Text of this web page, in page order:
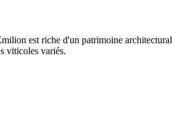
est riche d'un patrimoine architectural
viticoles variés.